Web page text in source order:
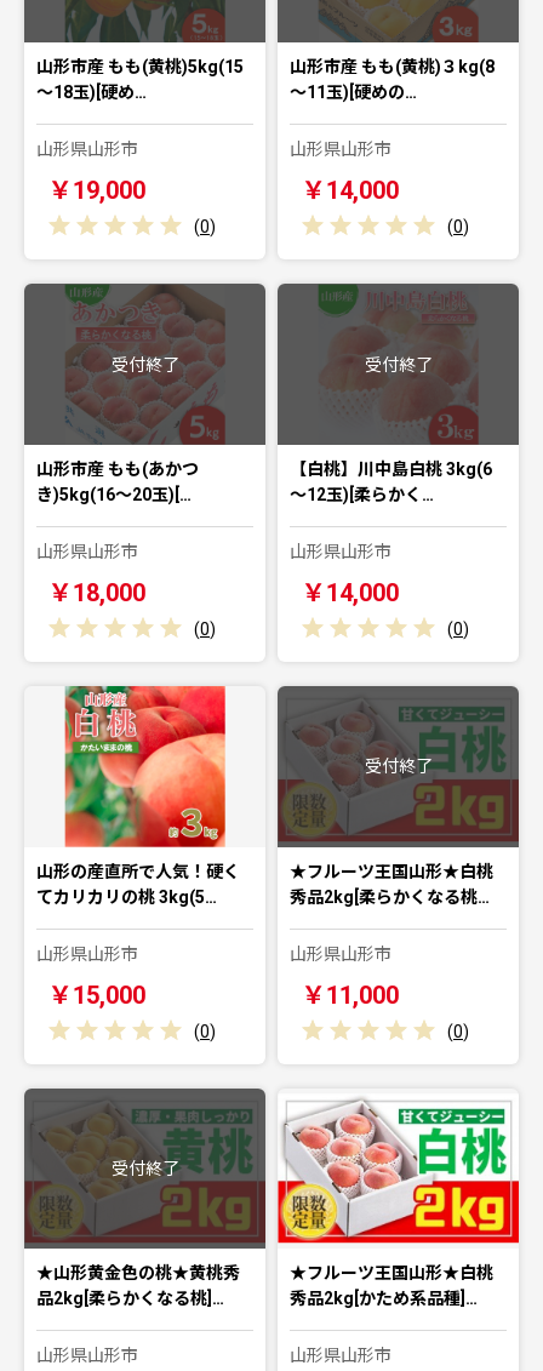
山形市産 もも(黄桃)5kg(15
～18玉)[硬め…
山形県山形市
￥19,000
(0)
山形市産 もも(黄桃)３kg(8
～11玉)[硬めの…
山形県山形市
￥14,000
(0)
受付終了
山形市産 もも(あかつ
き)5kg(16～20玉)[…
山形県山形市
￥18,000
(0)
受付終了
【白桃】川中島白桃 3kg(6
～12玉)[柔らかく…
山形県山形市
￥14,000
(0)
山形の産直所で人気！硬く
てカリカリの桃 3kg(5…
山形県山形市
￥15,000
(0)
受付終了
★フルーツ王国山形★白桃
秀品2kg[柔らかくなる桃…
山形県山形市
￥11,000
(0)
受付終了
★山形黄金色の桃★黄桃秀
品2kg[柔らかくなる桃]…
山形県山形市
★フルーツ王国山形★白桃
秀品2kg[かため系品種]…
山形県山形市